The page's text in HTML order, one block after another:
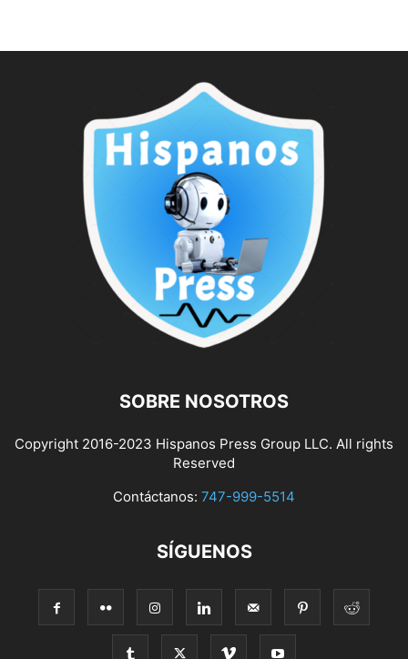
SOBRE NOSOTROS
Copyright 2016-2023 Hispanos Press Group LLC. All rights
Reserved
Contáctanos: 747-999-5514
SÍGUENOS